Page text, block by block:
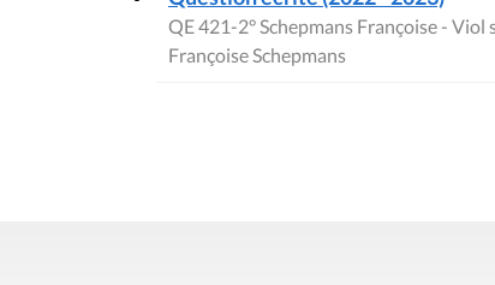
QE 421-2° Schepmans Françoise - Viol
Françoise Schepmans